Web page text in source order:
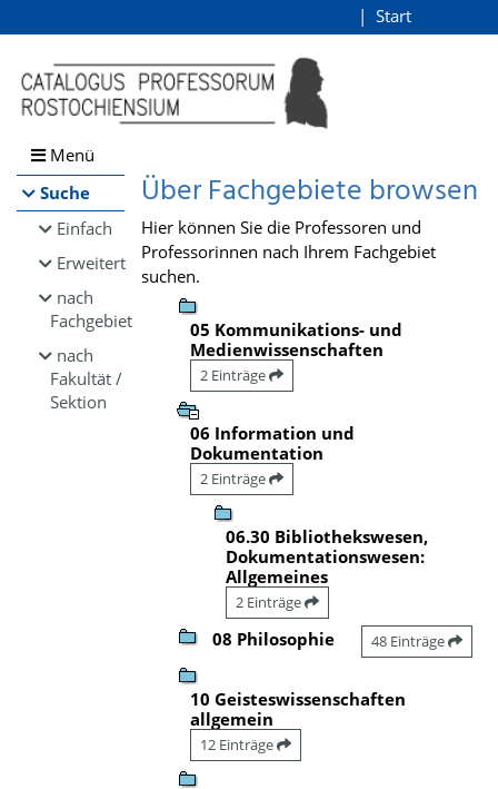
Browsen
direkt zum Inhalt
Start
Menü
Suche
Einfach
Erweitert
nach
Fachgebiet
nach
Fakultät /
Sektion
Über Fachgebiete browsen
Hier können Sie die Professoren und
Professorinnen nach Ihrem Fachgebiet
suchen.
05 Kommunikations- und
Medienwissenschaften
2 Einträge
06 Information und
Dokumentation
2 Einträge
06.30 Bibliothekswesen,
Dokumentationswesen:
Allgemeines
2 Einträge
08 Philosophie 48 Einträge
10 Geisteswissenschaften
allgemein
12 Einträge